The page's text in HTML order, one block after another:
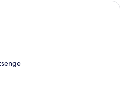
Et moderne soveværelse med en